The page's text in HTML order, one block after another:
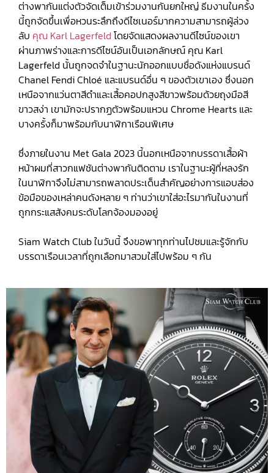
ต่างพากันแต่งตัวจัดเต็มเข้าร่วมงานกันยกใหญ่ ธีมงานในครั้ง
นี้ถูกจัดขึ้นเพื่อหวนระลึกถึงดีไซเนอร์มากความสามารถผู้ล่วง
ลับ คุณ Karl Lagerfeld โดยจัดแสดงผลงานดีไซน์ของเขา
ผ่านภาพร่างและการดีไซน์อันเป็นเอกลักษณ์ คุณ Karl
Lagerfeld นั้นถูกจดจำในฐานะนักออกแบบชื่อดังแห่งแบรนด์
Chanel Fendi Chloé และแบรนด์อื่น ๆ ของตัวเขาเอง ซึ่งนอก
เหนือจากแว่นตาสีดำและเสื้อคอปกสูงสีขาวพร้อมด้วยถุงมือสี
ขาวสง่า เขามักจะปรากฏตัวพร้อมแหวน Chrome Hearts และ
บางครั้งก็มาพร้อมกับนาฬิกาเรือนพิเศษ
ซึ่งภายในงาน Met Gala 2023 นี้นอกเหนือจากบรรดาเสื้อผ้า
หน้าผมที่สาวกแฟชันต่างพากันติดตาม เราในฐานะผู้ที่หลงรัก
ในนาฬิกาจึงไม่สามารถพลาดประเด็นสำคัญอย่างการแอบส่อง
ข้อมือของเหล่าคนดังหลาย ๆ ท่านว่าเขาใส่อะไรมากันในงานที่
ถูกกระแสสังคมระดับโลกจ้องมองอยู่
Siam Watch Club ในวันนี้ จึงขอพาทุกท่านไปชมและรู้จักกับ
บรรดาเรือนเวลาที่ถูกเลือกมาสวมใส่ไปพร้อม ๆ กัน